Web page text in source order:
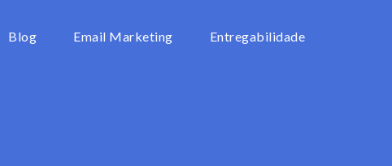
Blog Email Marketing Entregabilidade